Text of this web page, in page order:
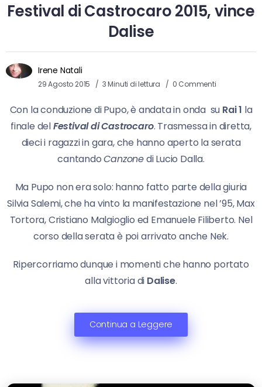
Festival di Castrocaro 2015, vince
Dalise
Irene Natali
29 Agosto 2015 3 Minuti di lettura 0 Commenti
Con la conduzione di Pupo, è andata in onda su Rai 1 la
finale delFestival di Castrocaro. Trasmessa in diretta,
dieci i ragazzi in gara, che hanno aperto la serata
cantandoCanzonedi Lucio Dalla.
Ma Pupo non era solo: hanno fatto parte della giuria
Silvia Salemi, che ha vinto la manifestazione nel ’95, Max
Tortora, Cristiano Malgioglio ed Emanuele Filiberto. Nel
corso della serata è poi arrivato anche Nek.
Ripercorriamo dunque i momenti che hanno portato
alla vittoria di Dalise.
Continua a Leggere